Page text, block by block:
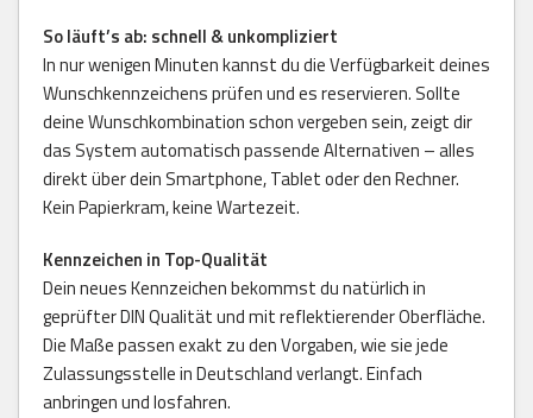
So läuft’s ab: schnell & unkompliziert
In nur wenigen Minuten kannst du die Verfügbarkeit deines
Wunschkennzeichens prüfen und es reservieren. Sollte
deine Wunschkombination schon vergeben sein, zeigt dir
das System automatisch passende Alternativen – alles
direkt über dein Smartphone, Tablet oder den Rechner.
Kein Papierkram, keine Wartezeit.
Kennzeichen in Top-Qualität
Dein neues Kennzeichen bekommst du natürlich in
geprüfter DIN Qualität und mit reflektierender Oberfläche.
Die Maße passen exakt zu den Vorgaben, wie sie jede
Zulassungsstelle in Deutschland verlangt. Einfach
anbringen und losfahren.